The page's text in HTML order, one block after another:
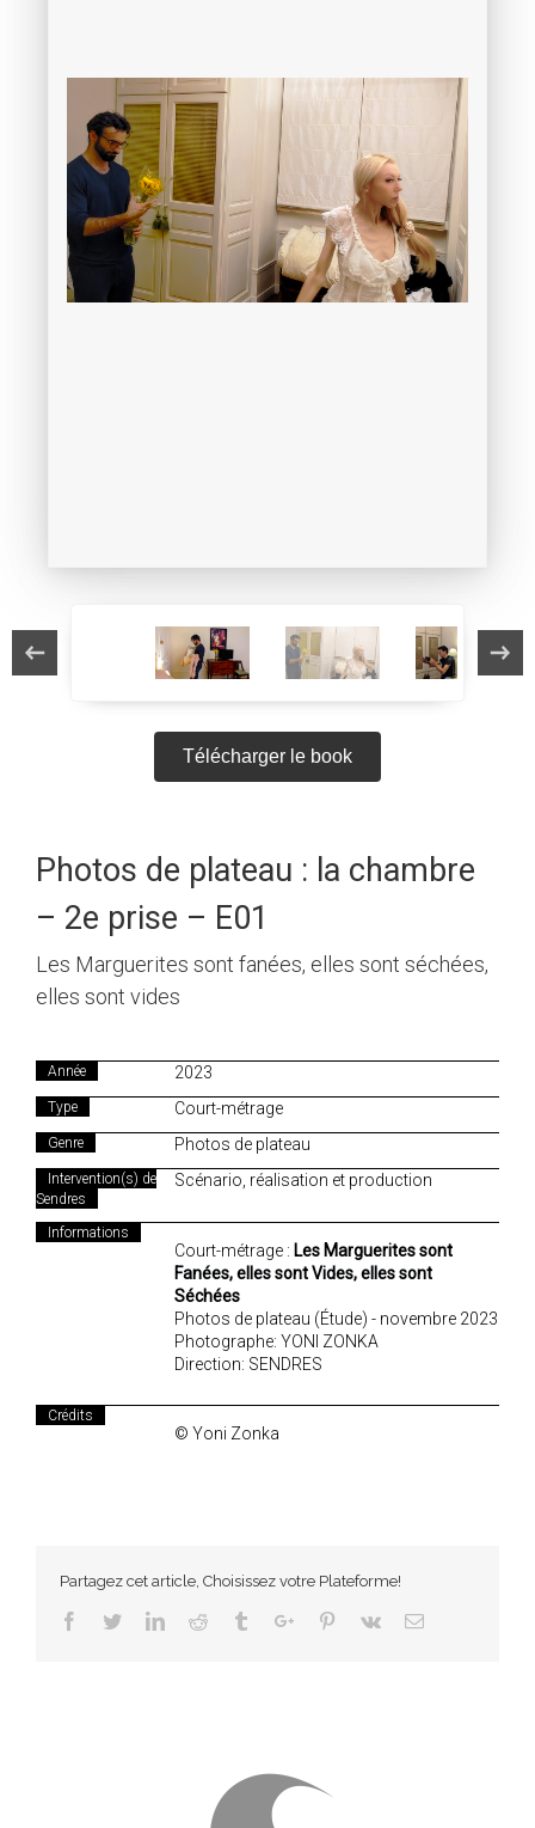
Télécharger le book
Photos de plateau : la chambre
– 2e prise – E01
Les Marguerites sont fanées, elles sont séchées,
elles sont vides
Année 2023
Type Court-métrage
Genre Photos de plateau
Intervention(s) de
Sendres
Scénario, réalisation et production
Informations
Court-métrage : Les Marguerites sont
Fanées, elles sont Vides, elles sont
Séchées
Photos de plateau (Étude) - novembre 2023
Photographe: YONI ZONKA
Direction: SENDRES
Crédits
© Yoni Zonka
Partagez cet article, Choisissez votre Plateforme!
Facebook
TwitterLinkedinReddit TumblrGoogle+Pinterest
Vk Email